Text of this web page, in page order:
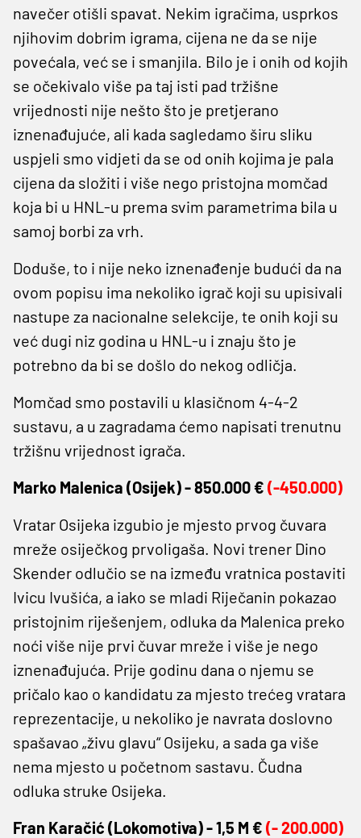
navečer otišli spavat. Nekim igračima, usprkos
njihovim dobrim igrama, cijena ne da se nije
povećala, već se i smanjila. Bilo je i onih od kojih
se očekivalo više pa taj isti pad tržišne
vrijednosti nije nešto što je pretjerano
iznenađujuće, ali kada sagledamo širu sliku
uspjeli smo vidjeti da se od onih kojima je pala
cijena da složiti i više nego pristojna momčad
koja bi u HNL-u prema svim parametrima bila u
samoj borbi za vrh.
Doduše, to i nije neko iznenađenje budući da na
ovom popisu ima nekoliko igrač koji su upisivali
nastupe za nacionalne selekcije, te onih koji su
već dugi niz godina u HNL-u i znaju što je
potrebno da bi se došlo do nekog odličja.
Momčad smo postavili u klasičnom 4-4-2
sustavu, a u zagradama ćemo napisati trenutnu
tržišnu vrijednost igrača.
Marko Malenica (Osijek) -850.000 € (-450.000)
Vratar Osijeka izgubio je mjesto prvog čuvara
mreže osiječkog prvoligaša. Novi trener Dino
Skender odlučio se na između vratnica postaviti
Ivicu Ivušića, a iako se mladi Riječanin pokazao
pristojnim riješenjem, odluka da Malenica preko
noći više nije prvi čuvar mreže i više je nego
iznenađujuća. Prije godinu dana o njemu se
pričalo kao o kandidatu za mjesto trećeg vratara
reprezentacije, u nekoliko je navrata doslovno
spašavao „živu glavu“ Osijeku, a sada ga više
nema mjesto u početnom sastavu. Čudna
odluka struke Osijeka.
Fran Karačić (Lokomotiva) -1,5 M € (- 200.000)